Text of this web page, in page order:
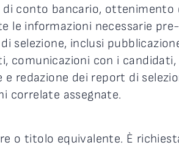
conto bancario, ottenimento
le informazioni necessarie
selezione, inclusi
comunicazioni con i
e redazione dei report di
correlate assegnate.
o titolo equivalente. È